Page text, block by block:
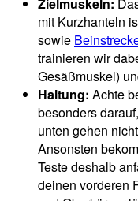
mit Kurzhanteln
sowie
trainieren wir
Gesäßmuskel)
Haltung: Achte
besonders
unten gehen
Ansonsten
Teste deshalb
deinen vorderen